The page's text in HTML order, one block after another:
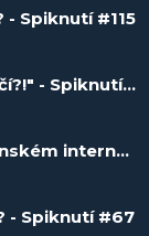
- Spiknutí #115
"Co vás na těch školách učí?!" - Spiknutí #85
Jak je to s cenzurou na Čínském internetu? Fakta vítězí #5
- Spiknutí #67